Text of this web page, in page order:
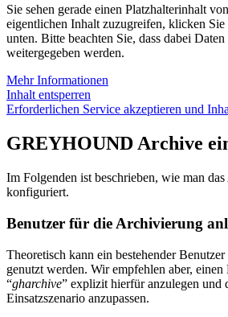
Sie sehen gerade einen Platzhalterinhalt von
eigentlichen Inhalt zuzugreifen, klicken
unten. Bitte beachten Sie, dass dabei
weitergegeben werden.
Mehr Informationen
Inhalt entsperren
Erforderlichen Service akzeptieren und
GREYHOUND Archive
Im Folgenden ist beschrieben, wie man
konfiguriert.
Benutzer für die Archivierung
Theoretisch kann ein bestehender
genutzt werden. Wir empfehlen aber, einen
“gharchive” explizit hierfür anzulegen und
Einsatzszenario anzupassen.